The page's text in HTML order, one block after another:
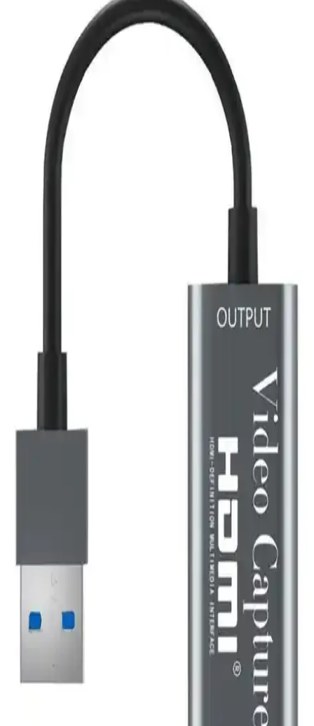
PS4 HDMI Port Değişimi: Teknik Adımlar, Lehim
Kalitesi ve İlk Deneyim İpuçları
PS4 HDMI port değişimi, teknik bilgi ve doğru ekipman gerektirir.
Lehim kalitesi, temizlik ve mikroskop kontrolü işlemin başarısını
artırır. İlk deneyimlerde pratik ve şeffaflık önemlidir.
Laptop ve Televizyon Arasında HDMI
Bağlantısında Görüntü Çözünürlüğü Sorunları ve
Çözümleri
Laptop ve televizyon arasında HDMI bağlantısında yaşanan görüntü
çözünürlüğü sorunları, ekran modları, çözünürlük ayarları, HDMI
Gesi 10 Metre HDMİ Kablo: Yüksek Kalite ve
tasarımıyla ev ve ofislerde kaliteli görüntü ve ses aktarımı sağlar.
Maxgo 3117 HDMI 2.1 Kablosu ile Yüksek
hızlı veri aktarımı ve üstün ses kalitesi sunar, profesyonel ve eğlence
Ugreen 8K 60Hz HDMI 2.1 örgülü görüntü kablosu
yüksek çözünürlük ve ses kalitesi sağlar
Ugreen 8K HDMI 2.1 örgülü kablo, 8K çözünürlük ve 60Hz
yenileme hızıyla üstün görüntü ve ses deneyimi sunar. Dayanıklı
tasarımı ve yüksek performansıyla multimedya cihazlarınız için ideal
Paugge 2.0b 4K 60Hz HDMI Kablosu: Yüksek
Kalite ve Gelişmiş Görüntü Ses Teknolojileri
Paugge 2.0b 4K HDMI kablosu, 18 Gbps bant genişliği ve HDR
desteğiyle üstün görüntü ve ses kalitesi sunar, dayanıklı yapısı ve
altın kaplama uçlarıyla güvenilir bağlantı sağlar.
Grundig GDP 5500 DVD ve DivX Oynatıcı: Yüksek
Çözünürlüklü Medya Deneyimi Sunar
Grundig GDP 5500, HD görüntü, çoklu format ve bağlantı
seçenekleriyle ev eğlencesini yükselten yüksek performanslı bir
medya oynatıcıdır.